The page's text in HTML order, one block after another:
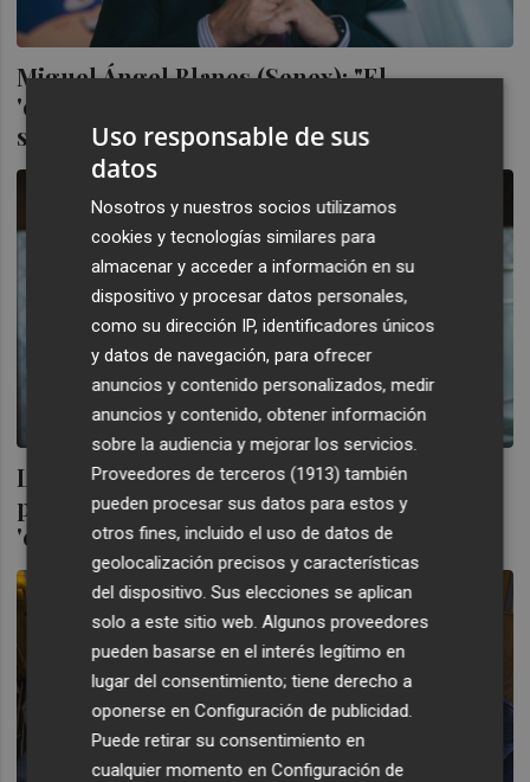
Miguel Ángel Blanes (Senex): "El
'compliance tributario' es invertir en la
supervivencia de una empresa
La FEBF presenta en Forinvest 2018 un
práctico manual sobre la figura del
'compliance'
Uso responsable de sus
datos
Nosotros y nuestros socios utilizamos
cookies y tecnologías similares para
almacenar y acceder a información en su
dispositivo y procesar datos personales,
como su dirección IP, identificadores únicos
y datos de navegación, para ofrecer
anuncios y contenido personalizados, medir
anuncios y contenido, obtener información
sobre la audiencia y mejorar los servicios.
Proveedores de terceros (1913) también
pueden procesar sus datos para estos y
otros fines, incluido el uso de datos de
geolocalización precisos y características
del dispositivo. Sus elecciones se aplican
solo a este sitio web. Algunos proveedores
pueden basarse en el interés legítimo en
lugar del consentimiento; tiene derecho a
oponerse enConfiguración de publicidad
Puede retirar su consentimiento en
cualquier momento enConfiguración de